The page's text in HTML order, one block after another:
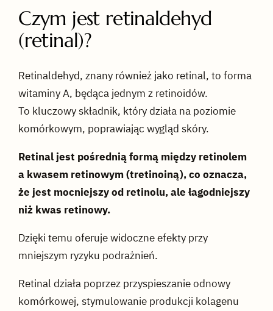
Czym jest retinaldehyd
(retinal)?
Retinaldehyd, znany również jako retinal, to forma
witaminy A, będąca jednym z retinoidów.
To kluczowy składnik, który działa na poziomie
komórkowym, poprawiając wygląd skóry.
Retinal jest pośrednią formą między retinolem
a kwasem retinowym (tretinoiną), co oznacza,
że jest mocniejszy od retinolu, ale łagodniejszy
niż kwas retinowy.
Dzięki temu oferuje widoczne efekty przy
mniejszym ryzyku podrażnień.
Retinal działa poprzez przyspieszanie odnowy
komórkowej, stymulowanie produkcji kolagenu